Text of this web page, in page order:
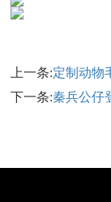
上一条:定制动物
下一条:秦兵公仔